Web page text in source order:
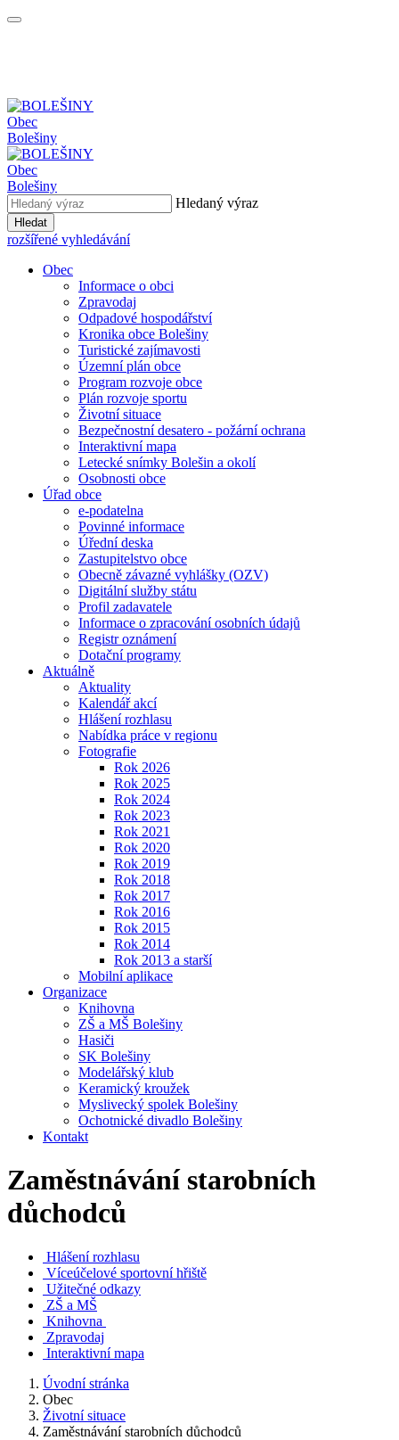
Obec
Bolešiny
Obec
Bolešiny
Hledaný výraz
Hledat
rozšířené vyhledávání
Obec
Informace o obci
Zpravodaj
Odpadové hospodářství
Kronika obce Bolešiny
Turistické zajímavosti
Územní plán obce
Program rozvoje obce
Plán rozvoje sportu
Životní situace
Bezpečnostní desatero - požární ochrana
Interaktivní mapa
Letecké snímky Bolešin a okolí
Osobnosti obce
Úřad obce
e-podatelna
Povinné informace
Úřední deska
Zastupitelstvo obce
Obecně závazné vyhlášky (OZV)
Digitální služby státu
Profil zadavatele
Informace o zpracování osobních údajů
Registr oznámení
Dotační programy
Aktuálně
Aktuality
Kalendář akcí
Hlášení rozhlasu
Nabídka práce v regionu
Fotografie
Rok 2026
Rok 2025
Rok 2024
Rok 2023
Rok 2021
Rok 2020
Rok 2019
Rok 2018
Rok 2017
Rok 2016
Rok 2015
Rok 2014
Rok 2013 a starší
Mobilní aplikace
Organizace
Knihovna
ZŠ a MŠ Bolešiny
Hasiči
SK Bolešiny
Modelářský klub
Keramický kroužek
Myslivecký spolek Bolešiny
Ochotnické divadlo Bolešiny
Kontakt
Zaměstnávání starobních
důchodců
Hlášení rozhlasu
Víceúčelové sportovní hřiště
Užitečné odkazy
ZŠ a MŠ
Knihovna
Zpravodaj
Interaktivní mapa
Úvodní stránka
Obec
Životní situace
Zaměstnávání starobních důchodců